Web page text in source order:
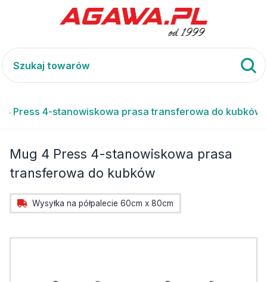
4 Press 4-stanowiskowa prasa transferowa do kubków
Mug 4 Press 4-stanowiskowa prasa
transferowa do kubków
Wysyłka na półpalecie 60cm x 80cm